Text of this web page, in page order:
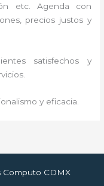
etc. Agenda con
precios justos y
satisfechos y
y eficacia.
Computo CDMX